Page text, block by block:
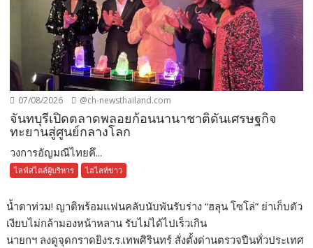
07/08/2026 @ch-newsthailand.com
จันทบุรีเปิดตลาดพลอยก้อนนานาชาติดันเศรษฐกิจ
ทะยานสู่ศูนย์กลางโลก
วงการอัญมณีไทยคึ...
ไลฟ์สไตล์ผู้บริหาร ไฮไลท์ข่าว
น้ำตาท่วม! ญาติพร้อมแฟนคลับนับพันรับร่าง “ฮลุน โซโล่” ย่าเก็บตัว
เงียบไม่กล้ามองหน้าหลาน รับไม่ได้ไปเร็วเกิน
นายกฯ ลงดูจุดกราดยิงร.ร.เทพศิรินทร์ สั่งตั้งด่านตรวจปืนทั่วประเทศ